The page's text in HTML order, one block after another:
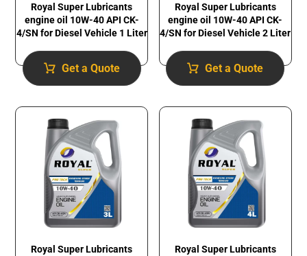
Royal Super Lubricants
engine oil 10W-40 API CK-
4/SN for Diesel Vehicle 1 Liter
Get a Quote
Royal Super Lubricants
engine oil 10W-40 API CK-
4/SN for Diesel Vehicle 2 Liter
Get a Quote
Royal Super Lubricants
Royal Super Lubricants